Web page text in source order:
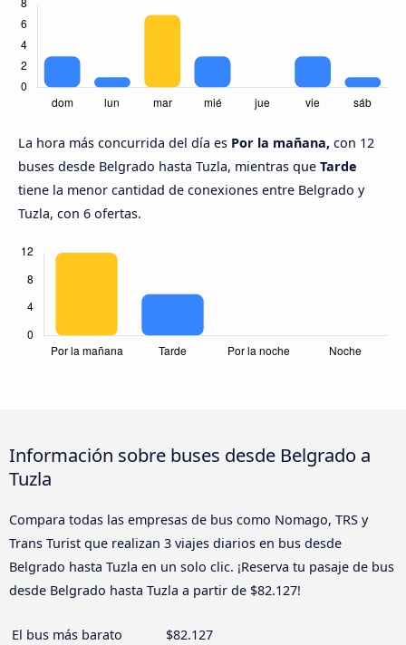
La hora más concurrida del día es Por la mañana, con 12
buses desde Belgrado hasta Tuzla, mientras que Tarde
tiene la menor cantidad de conexiones entre Belgrado y
Tuzla, con 6 ofertas.
Información sobre buses desde Belgrado a
Tuzla
Compara todas las empresas de bus como Nomago, TRS y
Trans Turist que realizan 3 viajes diarios en bus desde
Belgrado hasta Tuzla en un solo clic. ¡Reserva tu pasaje de bus
desde Belgrado hasta Tuzla a partir de $82.127!
El bus más barato
$82.127